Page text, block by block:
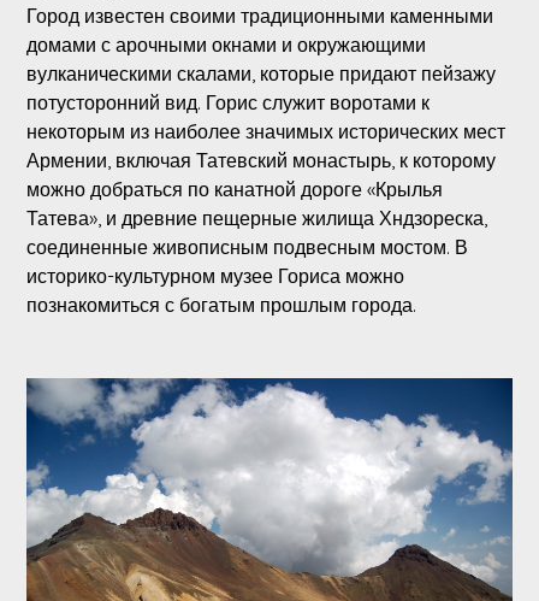
Город известен своими традиционными каменными
домами с арочными окнами и окружающими
вулканическими скалами, которые придают пейзажу
потусторонний вид. Горис служит воротами к
некоторым из наиболее значимых исторических мест
Армении, включая Татевский монастырь, к которому
можно добраться по канатной дороге «Крылья
Татева», и древние пещерные жилища Хндзореска,
соединенные живописным подвесным мостом. В
историко-культурном музее Гориса можно
познакомиться с богатым прошлым города.